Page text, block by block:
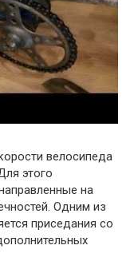
велосипеда
этого
на
Одним из
приседания со